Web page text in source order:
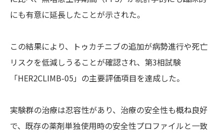
にも有意に延長したことが示された。
この結果により、トゥカチニブの追加が病勢進行や死亡
リスクを低減しうることが確認され、第3相試験
「HER2CLIMB-05」の主要評価項目を達成した。
実験群の治療は忍容性があり、治療の安全性も概ね良好
で、既存の薬剤単独使用時の安全性プロファイルと一致